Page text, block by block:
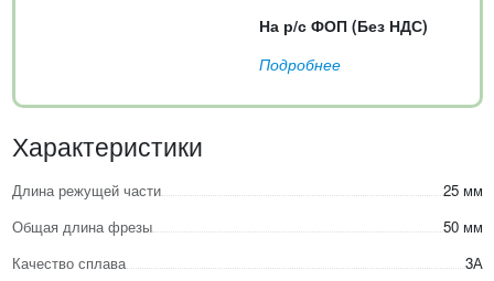
На р/с ФОП (Без НДС)
Подробнее
Характеристики
Длина режущей части
25 мм
Общая длина фрезы
50 мм
Качество сплава
3А